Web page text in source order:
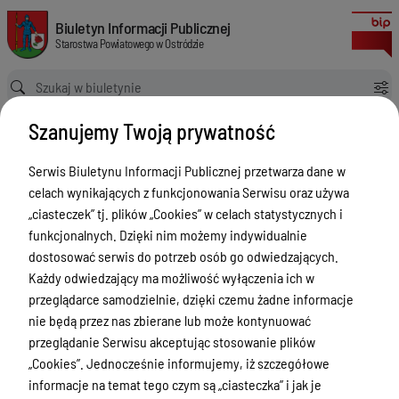
Plan zamówień publicznych
Biuletyn Informacji Publicznej Starostwa Powiatowego w Ostródzie
Biuletyn Informacji Publicznej
Starostwa Powiatowego w Ostródzie
Ścieżka powrotu
Strona główna Informacja Plan zamówień publicznych
Informacja
Menu Przedmiotowe
Starostwo Powiatowe
Poradnik Interesanta
Informacje o naborze
Zamówienia Publiczne
Tablica ogłoszeń
Dyżury Aptek w Powiecie Ostródzkim
Wersja
nieobowiązująca z dnia
28-11-2019 08:36:03
Drukuj
Plan zamówień
publicznych
Załączniki
Szanujemy Twoją prywatność
Serwis Biuletynu Informacji Publicznej przetwarza dane w
celach wynikających z funkcjonowania Serwisu oraz używa
„ciasteczek” tj. plików „Cookies” w celach statystycznych i
funkcjonalnych. Dzięki nim możemy indywidualnie
dostosować serwis do potrzeb osób go odwiedzających.
Każdy odwiedzający ma możliwość wyłączenia ich w
przeglądarce samodzielnie, dzięki czemu żadne informacje
nie będą przez nas zbierane lub może kontynuować
przeglądanie Serwisu akceptując stosowanie plików
„Cookies”. Jednocześnie informujemy, iż szczegółowe
informacje na temat tego czym są „ciasteczka” i jak je